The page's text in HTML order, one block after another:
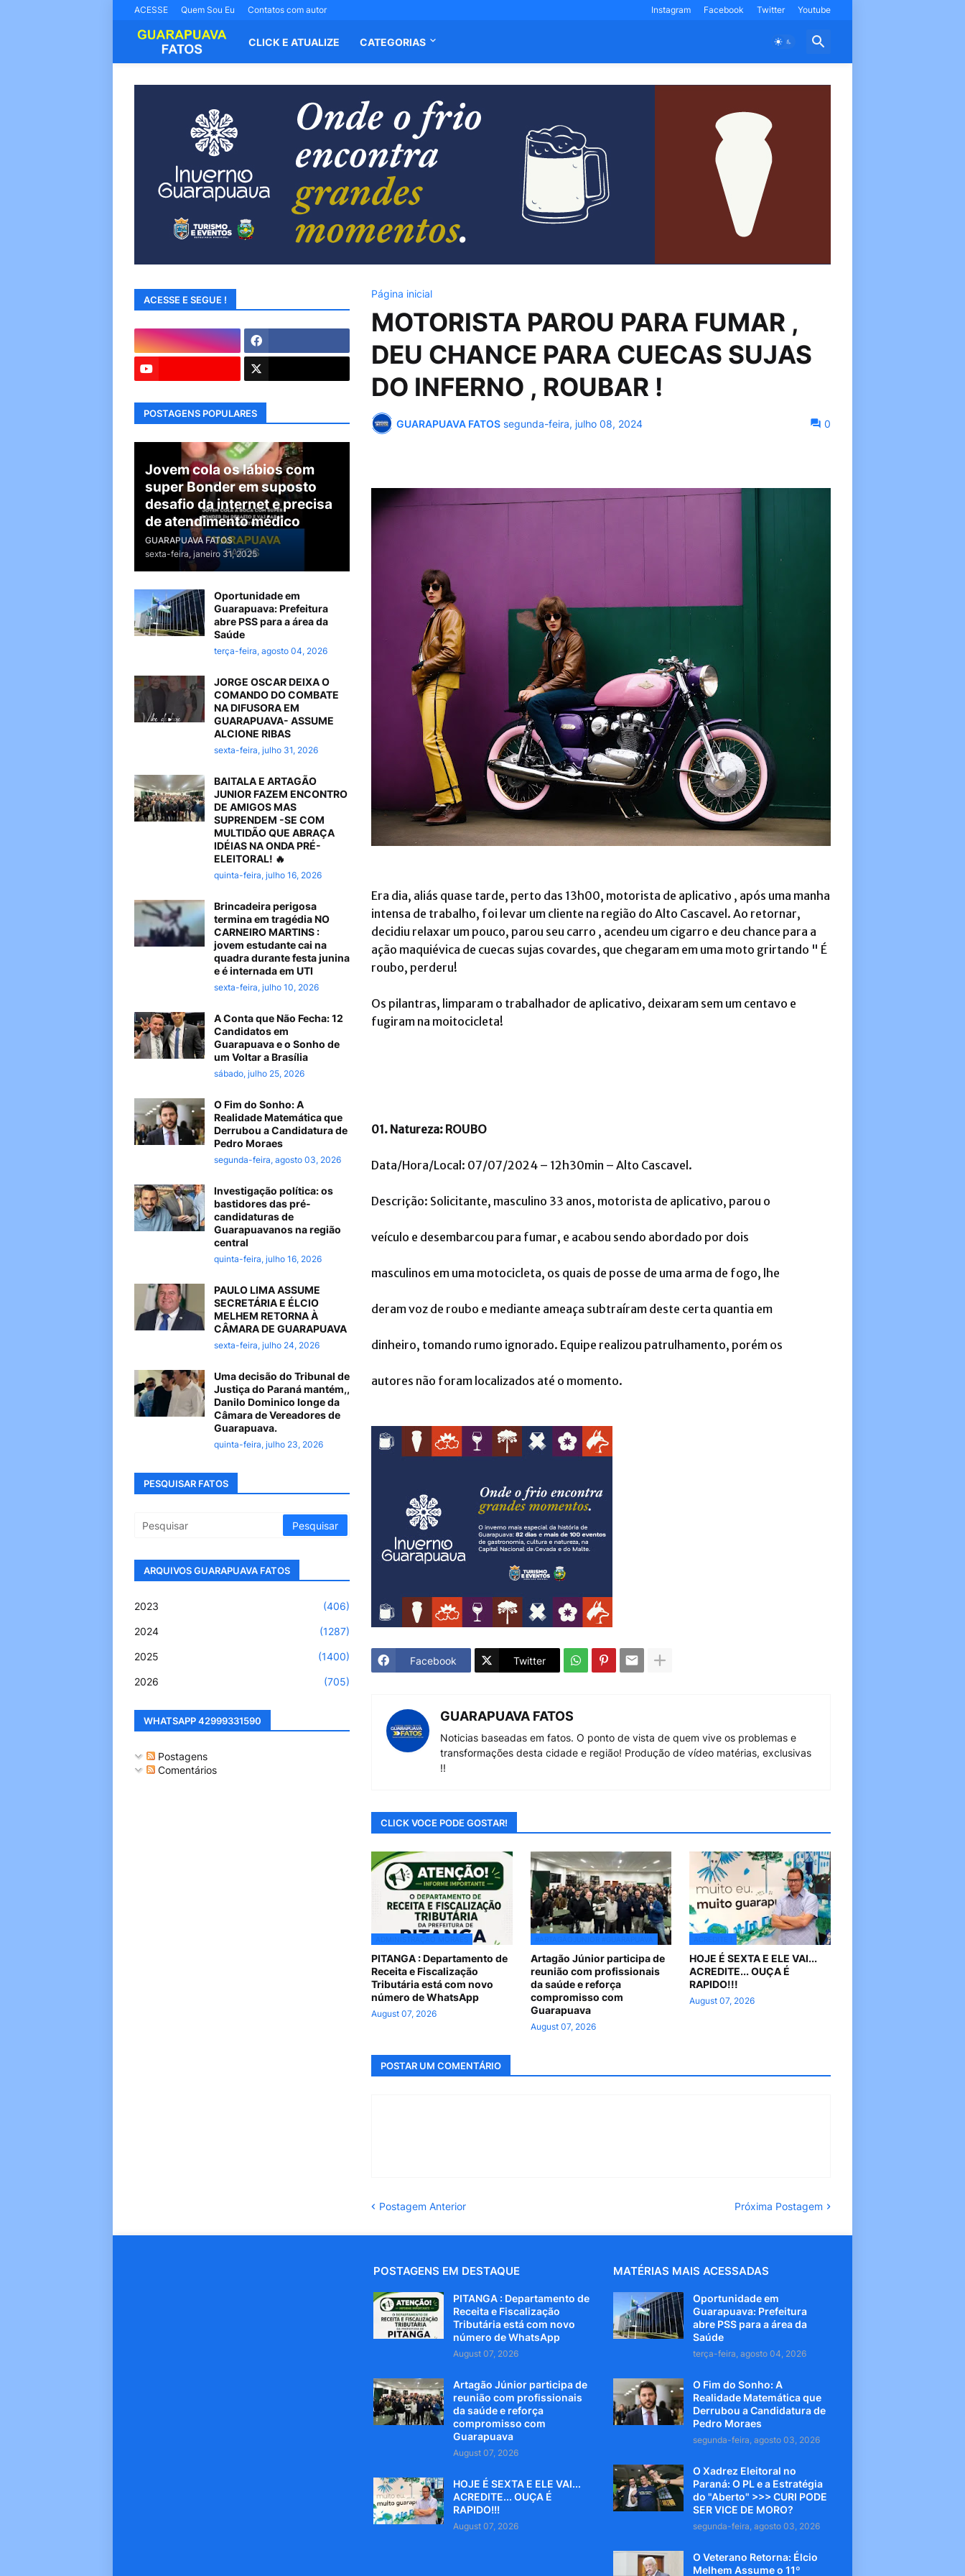
ACESSE Quem Sou Eu Contatos com autor Instagram Facebook Twitter Youtube
CLICK E ATUALIZE CATEGORIAS
Página inicial
MOTORISTA PAROU PARA FUMAR ,
DEU CHANCE PARA CUECAS SUJAS
DO INFERNO , ROUBAR !
GUARAPUAVA FATOS segunda-feira, julho 08, 2024 0
Era dia, aliás quase tarde, perto das 13h00, motorista de aplicativo , após uma manha
intensa de trabalho, foi levar um cliente na região do Alto Cascavel. Ao retornar,
decidiu relaxar um pouco, parou seu carro , acendeu um cigarro e deu chance para a
ação maquiévica de cuecas sujas covardes, que chegaram em uma moto grirtando " É
roubo, perderu!
Os pilantras, limparam o trabalhador de aplicativo, deixaram sem um centavo e
fugiram na moitocicleta!
01. Natureza: ROUBO
Data/Hora/Local: 07/07/2024 – 12h30min – Alto Cascavel.
Descrição: Solicitante, masculino 33 anos, motorista de aplicativo, parou o
veículo e desembarcou para fumar, e acabou sendo abordado por dois
masculinos em uma motocicleta, os quais de posse de uma arma de fogo, lhe
deram voz de roubo e mediante ameaça subtraíram deste certa quantia em
dinheiro, tomando rumo ignorado. Equipe realizou patrulhamento, porém os
autores não foram localizados até o momento.
Facebook Twitter
GUARAPUAVA FATOS
Noticias baseadas em fatos. O ponto de vista de quem vive os problemas e
transformações desta cidade e região! Produção de vídeo matérias, exclusivas
!!
CLICK VOCE PODE GOSTAR!
PITANGA : Departamento de
Receita e Fiscalização
Tributária está com novo
número de WhatsApp
August 07, 2026
Artagão Júnior participa de
reunião com profissionais
da saúde e reforça
compromisso com
Guarapuava
August 07, 2026
HOJE É SEXTA E ELE VAI...
ACREDITE... OUÇA É
RAPIDO!!!
August 07, 2026
POSTAR UM COMENTÁRIO
Postagem Anterior Próxima Postagem
ACESSE E SEGUE !
POSTAGENS POPULARES
Jovem cola os lábios com
super Bonder em suposto
desafio da internet e precisa
de atendimento médico
GUARAPUAVA FATOS
sexta-feira, janeiro 31, 2025
Oportunidade em
Guarapuava: Prefeitura
abre PSS para a área da
Saúde
terça-feira, agosto 04, 2026
JORGE OSCAR DEIXA O
COMANDO DO COMBATE
NA DIFUSORA EM
GUARAPUAVA- ASSUME
ALCIONE RIBAS
sexta-feira, julho 31, 2026
BAITALA E ARTAGÃO
JUNIOR FAZEM ENCONTRO
DE AMIGOS MAS
SUPRENDEM -SE COM
MULTIDÃO QUE ABRAÇA
IDÉIAS NA ONDA PRÉ-
ELEITORAL! 🔥
quinta-feira, julho 16, 2026
Brincadeira perigosa
termina em tragédia NO
CARNEIRO MARTINS :
jovem estudante cai na
quadra durante festa junina
e é internada em UTI
sexta-feira, julho 10, 2026
A Conta que Não Fecha: 12
Candidatos em
Guarapuava e o Sonho de
um Voltar a Brasília
sábado, julho 25, 2026
O Fim do Sonho: A
Realidade Matemática que
Derrubou a Candidatura de
Pedro Moraes
segunda-feira, agosto 03, 2026
Investigação política: os
bastidores das pré-
candidaturas de
Guarapuavanos na região
central
quinta-feira, julho 16, 2026
PAULO LIMA ASSUME
SECRETÁRIA E ÉLCIO
MELHEM RETORNA À
CÂMARA DE GUARAPUAVA
sexta-feira, julho 24, 2026
Uma decisão do Tribunal de
Justiça do Paraná mantém,,
Danilo Dominico longe da
Câmara de Vereadores de
Guarapuava.
quinta-feira, julho 23, 2026
PESQUISAR FATOS
ARQUIVOS GUARAPUAVA FATOS
2023 (406)
2024 (1287)
2025 (1400)
2026 (705)
WHATSAPP 42999331590
Postagens
Comentários
POSTAGENS EM DESTAQUE
PITANGA : Departamento de
Receita e Fiscalização
Tributária está com novo
número de WhatsApp
August 07, 2026
Artagão Júnior participa de
reunião com profissionais
da saúde e reforça
compromisso com
Guarapuava
August 07, 2026
HOJE É SEXTA E ELE VAI...
ACREDITE... OUÇA É
RAPIDO!!!
August 07, 2026
MATÉRIAS MAIS ACESSADAS
Oportunidade em
Guarapuava: Prefeitura
abre PSS para a área da
Saúde
terça-feira, agosto 04, 2026
O Fim do Sonho: A
Realidade Matemática que
Derrubou a Candidatura de
Pedro Moraes
segunda-feira, agosto 03, 2026
O Xadrez Eleitoral no
Paraná: O PL e a Estratégia
do "Aberto" >>> CURI PODE
SER VICE DE MORO?
segunda-feira, agosto 03, 2026
O Veterano Retorna: Élcio
Melhem Assume o 11º